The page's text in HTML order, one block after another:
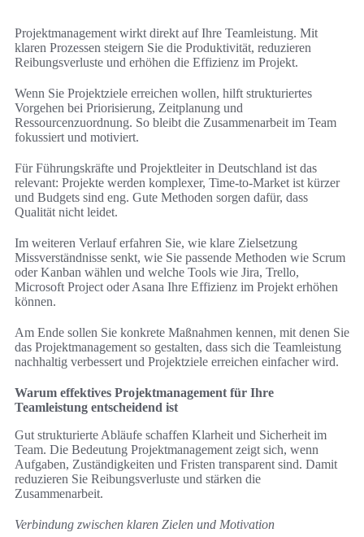
Projektmanagement wirkt direkt auf Ihre Teamleistung. Mit
klaren Prozessen steigern Sie die Produktivität, reduzieren
Reibungsverluste und erhöhen die Effizienz im Projekt.
Wenn Sie Projektziele erreichen wollen, hilft strukturiertes
Vorgehen bei Priorisierung, Zeitplanung und
Ressourcenzuordnung. So bleibt die Zusammenarbeit im Team
fokussiert und motiviert.
Für Führungskräfte und Projektleiter in Deutschland ist das
relevant: Projekte werden komplexer, Time-to-Market ist kürzer
und Budgets sind eng. Gute Methoden sorgen dafür, dass
Qualität nicht leidet.
Im weiteren Verlauf erfahren Sie, wie klare Zielsetzung
Missverständnisse senkt, wie Sie passende Methoden wie Scrum
oder Kanban wählen und welche Tools wie Jira, Trello,
Microsoft Project oder Asana Ihre Effizienz im Projekt erhöhen
können.
Am Ende sollen Sie konkrete Maßnahmen kennen, mit denen Sie
das Projektmanagement so gestalten, dass sich die Teamleistung
nachhaltig verbessert und Projektziele erreichen einfacher wird.
Warum effektives Projektmanagement für Ihre
Teamleistung entscheidend ist
Gut strukturierte Abläufe schaffen Klarheit und Sicherheit im
Team. Die Bedeutung Projektmanagement zeigt sich, wenn
Aufgaben, Zuständigkeiten und Fristen transparent sind. Damit
reduzieren Sie Reibungsverluste und stärken die
Zusammenarbeit.
Verbindung zwischen klaren Zielen und Motivation